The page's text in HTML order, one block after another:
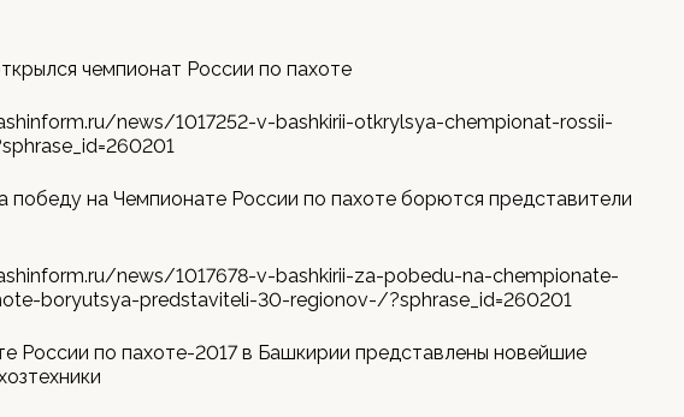
чемпионат России по пахоте
news/1017252-v-bashkirii-otkrylsya-chempionat-rossii-
победу на Чемпионате России по пахоте борются представители
news/1017678-v-bashkirii-za-pobedu-na-chempionate-
boryutsya-predstaviteli-30-regionov-/?sphrase_id=260201
России по пахоте-2017 в Башкирии представлены новейшие